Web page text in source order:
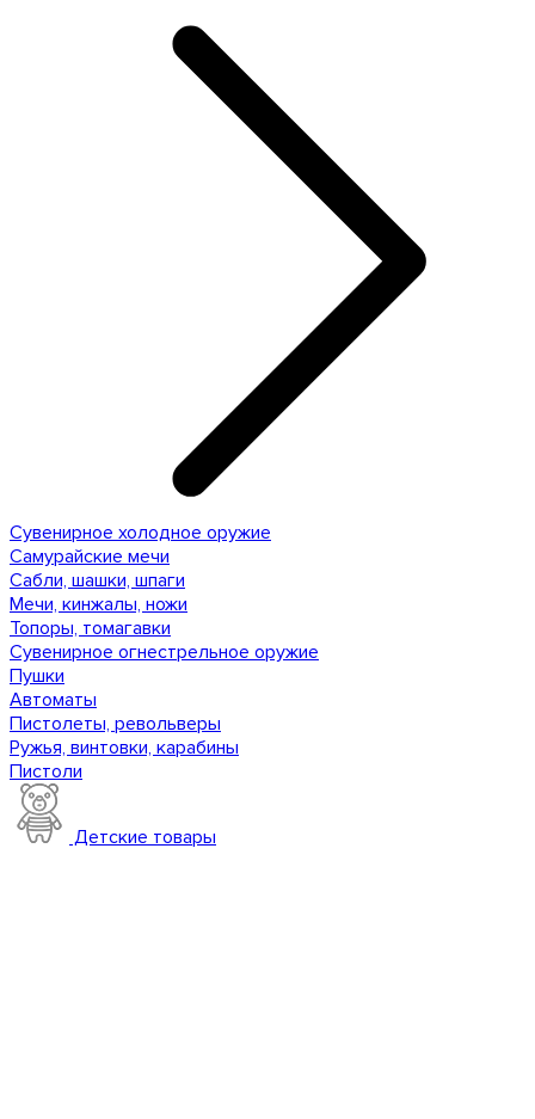
Сувенирное холодное оружие
Самурайские мечи
Сабли, шашки, шпаги
Мечи, кинжалы, ножи
Топоры, томагавки
Сувенирное огнестрельное оружие
Пушки
Автоматы
Пистолеты, револьверы
Ружья, винтовки, карабины
Пистоли
Детские товары